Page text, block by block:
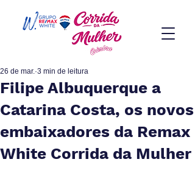
Filipe Albuquerque a
Catarina Costa, os novos
embaixadores da Remax
White Corrida da Mulher
26 de mar. 3 min de leitura